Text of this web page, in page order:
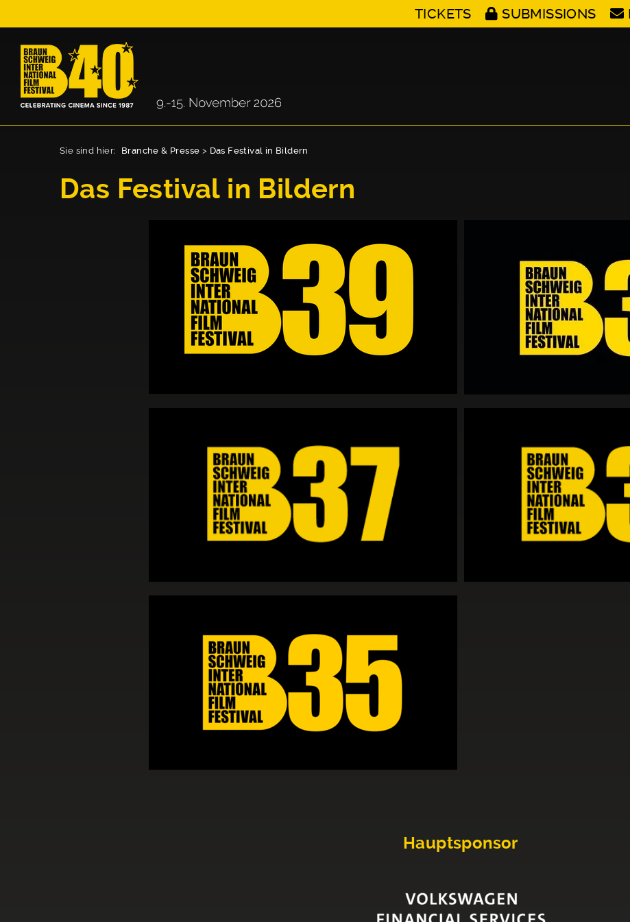
TICKETS SUBMISSIONS
Sie sind hier: Branche & Presse > Das Festival in Bildern
Das Festival in Bildern
Hauptsponsor